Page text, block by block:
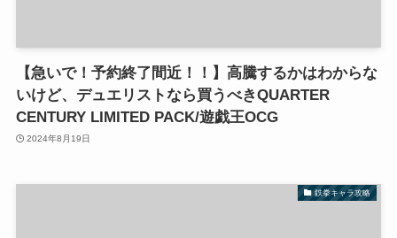
【急いで！予約終了間近！！】高騰するかはわからな
いけど、デュエリストなら買うべきQUARTER
CENTURY LIMITED PACK/遊戯王OCG
2024年8月19日
鉄拳キャラ攻略